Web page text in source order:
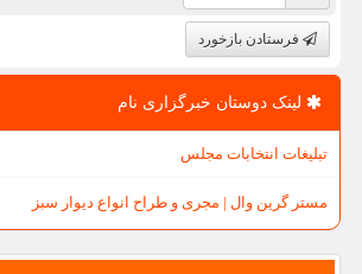
فرستادن بازخورد
لینک دوستان خبرگزاری نام
تبلیغات انتخابات مجلس
مستر گرین وال | مجری و طراح انواع دیوار سبز